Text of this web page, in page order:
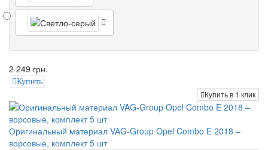
2 249 грн.
Купить
Купить в 1 клик
Оригинальный материал VAG-Group Opel Combo E 2018 –
ворсовые, комплект 5 шт